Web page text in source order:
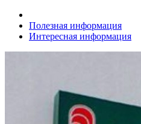
Полезная информация
Интересная информация